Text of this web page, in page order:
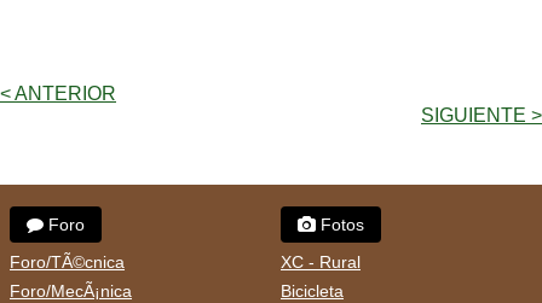
< ANTERIOR
SIGUIENTE >
Foro
Foro/TÃ©cnica
Foro/MecÃ¡nica
Fotos
XC - Rural
Bicicleta